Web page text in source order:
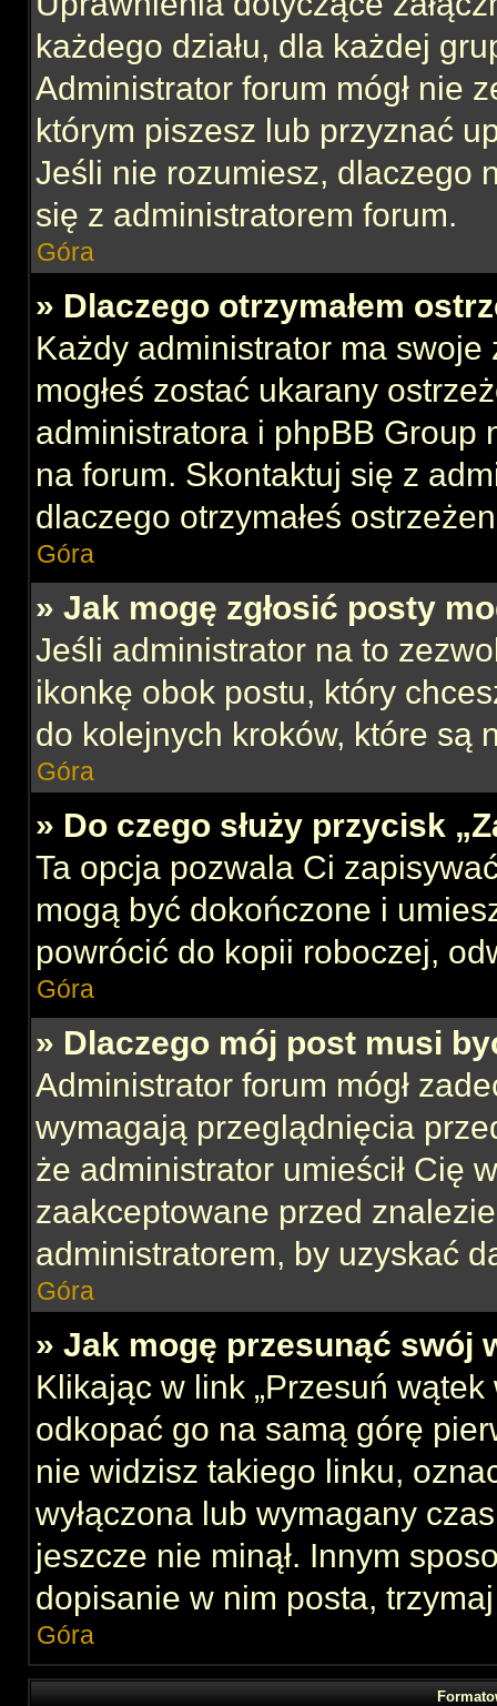
każdego działu, dla każdej
Administrator forum mógł nie
którym piszesz lub przyznać
Jeśli nie rozumiesz, dlaczego
się z administratorem forum.
Góra
» Dlaczego otrzymałem
Każdy administrator ma swoje
mogłeś zostać ukarany
administratora i phpBB Group
na forum. Skontaktuj się z
dlaczego otrzymałeś
Góra
» Jak mogę zgłosić posty
Jeśli administrator na to
ikonkę obok postu, który
do kolejnych kroków, które są
Góra
» Do czego służy przycisk
Ta opcja pozwala Ci
mogą być dokończone i
powrócić do kopii roboczej,
Góra
» Dlaczego mój post musi
Administrator forum mógł
wymagają przeglądnięcia
że administrator umieścił Cię
zaakceptowane przed
administratorem, by uzyskać
Góra
» Jak mogę przesunąć swój
Klikając w link „Przesuń
odkopać go na samą górę
nie widzisz takiego linku,
wyłączona lub wymagany
jeszcze nie minął. Innym
dopisanie w nim posta,
Góra